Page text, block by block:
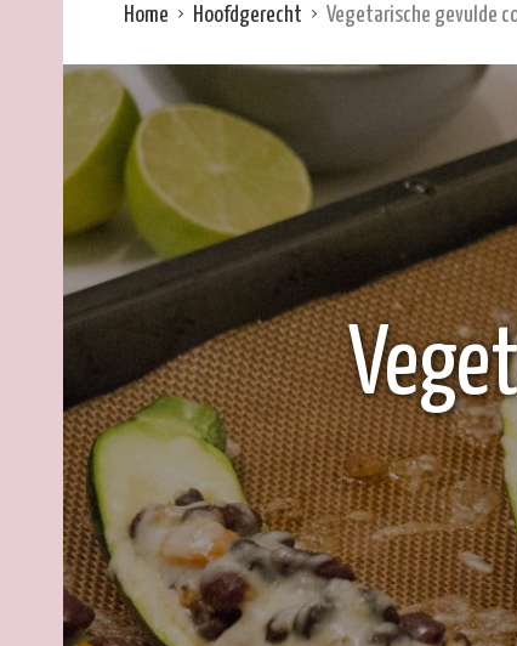
Home Hoofdgerecht Vegetarische gevulde